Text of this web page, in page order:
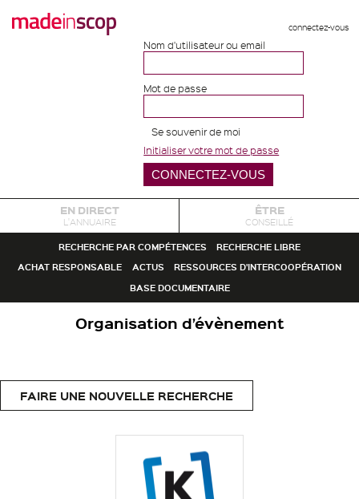
connectez-vous
Nom d'utilisateur ou email
Mot de passe
Se souvenir de moi
Initialiser votre mot de passe
EN DIRECT
L'ANNUAIRE
ÊTRE
CONSEILLÉ
RECHERCHE PAR COMPÉTENCES
RECHERCHE LIBRE
ACHAT RESPONSABLE
ACTUS
RESSOURCES D'INTERCOOPÉRATION
BASE DOCUMENTAIRE
Organisation d’évènement
FAIRE UNE NOUVELLE RECHERCHE